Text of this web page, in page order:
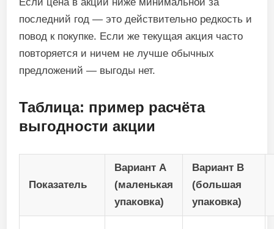
последний год — это действительно редкость и
повод к покупке. Если же текущая акция часто
повторяется и ничем не лучше обычных
предложений — выгоды нет.
Таблица: пример расчёта
выгодности акции
Показатель
Вариант A
(маленькая
упаковка)
Вариант B
(большая
упаковка)